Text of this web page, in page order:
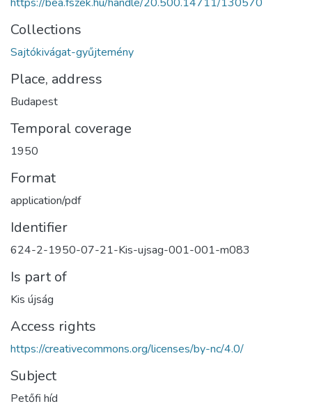
Collections
Sajtókivágat-gyűjtemény
Place, address
Budapest
Temporal coverage
1950
Format
application/pdf
Identifier
624-2-1950-07-21-Kis-ujsag-001-001-m083
Is part of
Kis újság
Access rights
https://creativecommons.org/licenses/by-nc/4.0/
Subject
Petőfi híd